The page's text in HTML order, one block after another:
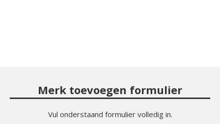
Merk toevoegen formulier
Vul onderstaand formulier volledig in.